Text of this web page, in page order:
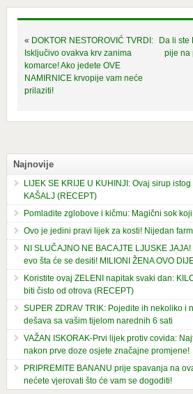
« DOKTOR NESTOROVIĆ TVRDI:
Isključivo ovakva krv zanima
komarce! Ako jedete OVE
NAMIRNICE krvopije vam neće
prilaziti!
Da li ste
pije na
Najnovije
LIJEK SE KRIJE U KUHINJI: Ovaj sirup
KAŠALJ (RECEPT)
Pomladite zglobove i kičmu: Magični sok
Ovo je jedini pravi lijek za kosti! Nijedan
NI SLUČAJNO NE BACAJTE LJUSKE
evo šta će se desiti! MILIONI ŽENA OVO
Koristite ovaj ZELENI napitak svaki dan:
biti čisto od otrova (RECEPT)
SUPER ZDRAV TRIK: Pojedite ih nekoliko i
dešava sa vašim tijelom narednih 6 sati
VAŽAN ISKORAK-Prvi lijek protiv covida:
nakon prve doze osjete značajne promjene!
PRIPREMITE BANANU prije spavanja na
nećete vjerovati što će vam se dogoditi!